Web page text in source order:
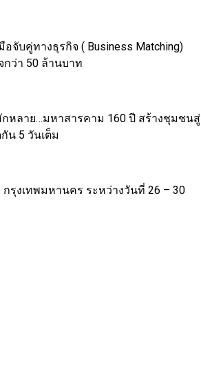
บคู่ทางธุรกิจ ( Business Matching)
กว่า 50 ล้านบาท
กหลาย…มหาสารคาม 160 ปี สร้างชุมชนสู่
น 5 วันเต็ม
รุงเทพมหานคร ระหว่างวันที่ 26 – 30